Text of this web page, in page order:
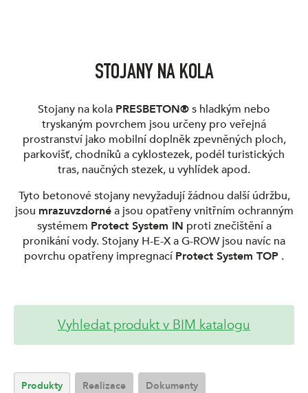
STOJANY NA KOLA
Stojany na kola PRESBETON®s hladkým nebo
tryskaným povrchem jsou určeny pro veřejná
prostranství jako mobilní doplněk zpevněných ploch,
parkovišť, chodníků a cyklostezek, podél turistických
tras, naučných stezek, u vyhlídek apod.
Tyto betonové stojany nevyžadují žádnou další údržbu,
jsou mrazuvzdornéa jsou opatřeny vnitřním ochranným
systémem Protect System IN proti znečištění a
pronikání vody. Stojany H-E-X a G-ROW jsou navíc na
povrchu opatřeny impregnacíProtect System TOP .
Vyhledat produkt v BIM katalogu
Produkty Realizace Dokumenty